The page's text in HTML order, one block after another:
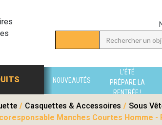
NOUVEAUTÉS
L'ÉTÉ
PRÉPARE LA
RENTRÉE !
/ Casquettes & Accessoires / Sous
Manches Courtes Homme -